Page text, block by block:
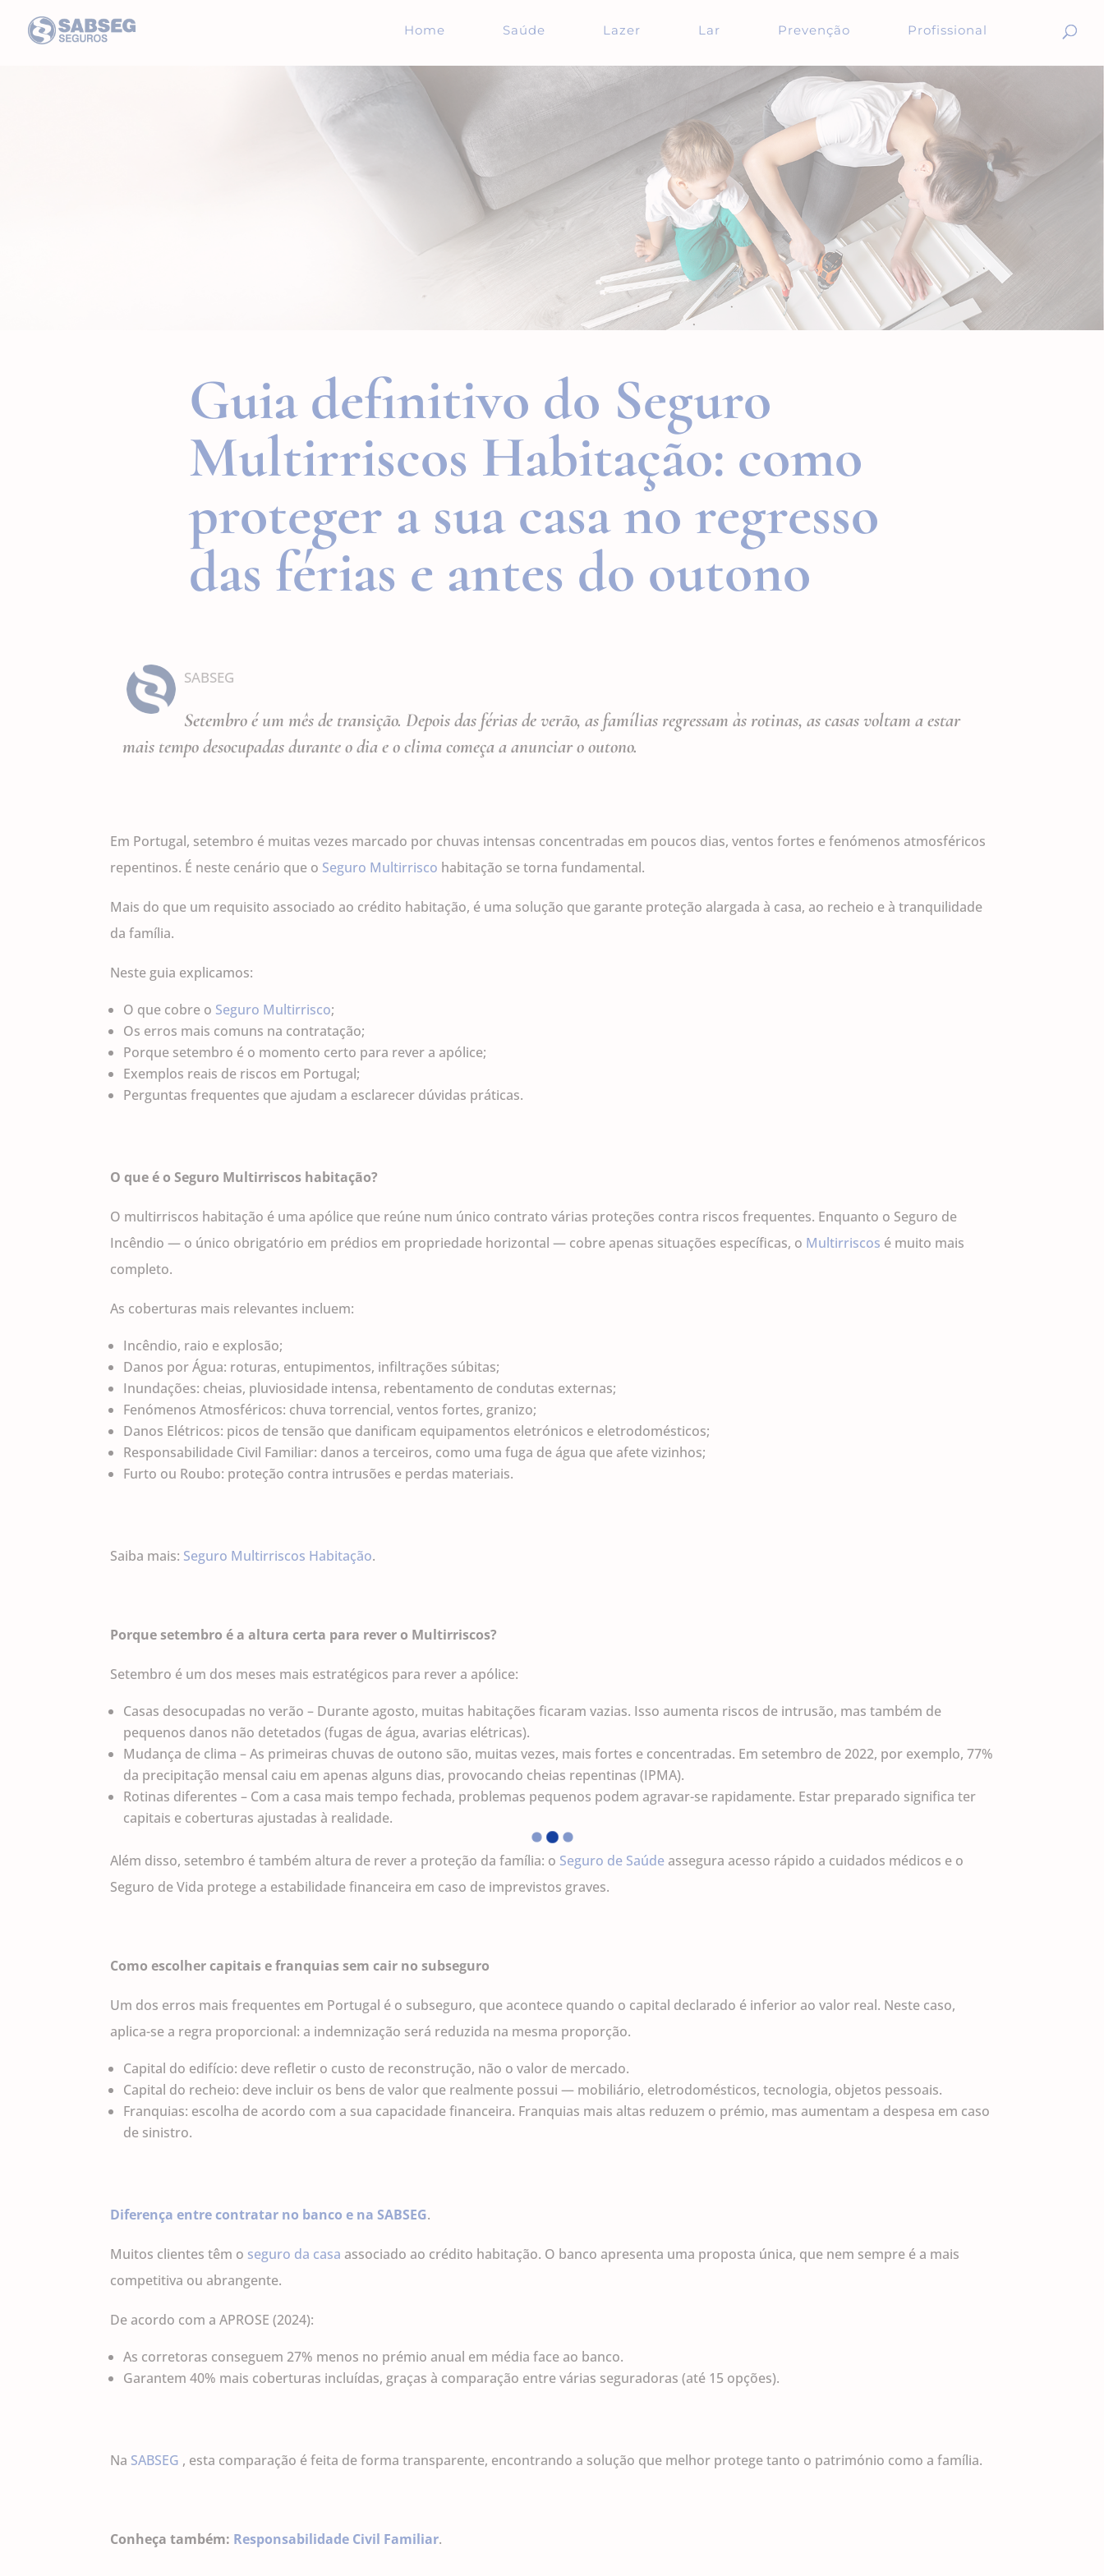
Home Saúde Lazer Lar Prevenção Profissional
Guia definitivo do Seguro
Multirriscos Habitação: como
proteger a sua casa no regresso
das férias e antes do outono
SABSEG
Setembro é um mês de transição. Depois das férias de verão, as famílias regressam às rotinas, as casas voltam a estar
mais tempo desocupadas durante o dia e o clima começa a anunciar o outono.
Em Portugal, setembro é muitas vezes marcado por chuvas intensas concentradas em poucos dias, ventos fortes e fenómenos atmosféricos
repentinos. É neste cenário que o Seguro Multirrisco habitação se torna fundamental.
Mais do que um requisito associado ao crédito habitação, é uma solução que garante proteção alargada à casa, ao recheio e à tranquilidade
da família.
Neste guia explicamos:
O que cobre o Seguro Multirrisco;
Os erros mais comuns na contratação;
Porque setembro é o momento certo para rever a apólice;
Exemplos reais de riscos em Portugal;
Perguntas frequentes que ajudam a esclarecer dúvidas práticas.
O que é o Seguro Multirriscos habitação?
O multirriscos habitação é uma apólice que reúne num único contrato várias proteções contra riscos frequentes. Enquanto o Seguro de
Incêndio — o único obrigatório em prédios em propriedade horizontal — cobre apenas situações específicas, o Multirriscos é muito mais
completo.
As coberturas mais relevantes incluem:
Incêndio, raio e explosão;
Danos por Água: roturas, entupimentos, infiltrações súbitas;
Inundações: cheias, pluviosidade intensa, rebentamento de condutas externas;
Fenómenos Atmosféricos: chuva torrencial, ventos fortes, granizo;
Danos Elétricos: picos de tensão que danificam equipamentos eletrónicos e eletrodomésticos;
Responsabilidade Civil Familiar: danos a terceiros, como uma fuga de água que afete vizinhos;
Furto ou Roubo: proteção contra intrusões e perdas materiais.
Saiba mais: Seguro Multirriscos Habitação.
Porque setembro é a altura certa para rever o Multirriscos?
Setembro é um dos meses mais estratégicos para rever a apólice:
Casas desocupadas no verão – Durante agosto, muitas habitações ficaram vazias. Isso aumenta riscos de intrusão, mas também de
pequenos danos não detetados (fugas de água, avarias elétricas).
Mudança de clima – As primeiras chuvas de outono são, muitas vezes, mais fortes e concentradas. Em setembro de 2022, por exemplo, 77%
da precipitação mensal caiu em apenas alguns dias, provocando cheias repentinas (IPMA).
Rotinas diferentes – Com a casa mais tempo fechada, problemas pequenos podem agravar-se rapidamente. Estar preparado significa ter
capitais e coberturas ajustadas à realidade.
Além disso, setembro é também altura de rever a proteção da família: o Seguro de Saúde assegura acesso rápido a cuidados médicos e o
Seguro de Vida protege a estabilidade financeira em caso de imprevistos graves.
Como escolher capitais e franquias sem cair no subseguro
Um dos erros mais frequentes em Portugal é o subseguro, que acontece quando o capital declarado é inferior ao valor real. Neste caso,
aplica-se a regra proporcional: a indemnização será reduzida na mesma proporção.
Capital do edifício: deve refletir o custo de reconstrução, não o valor de mercado.
Capital do recheio: deve incluir os bens de valor que realmente possui — mobiliário, eletrodomésticos, tecnologia, objetos pessoais.
Franquias: escolha de acordo com a sua capacidade financeira. Franquias mais altas reduzem o prémio, mas aumentam a despesa em caso
de sinistro.
Diferença entre contratar no banco e na SABSEG.
Muitos clientes têm o seguro da casa associado ao crédito habitação. O banco apresenta uma proposta única, que nem sempre é a mais
competitiva ou abrangente.
De acordo com a APROSE (2024):
As corretoras conseguem 27% menos no prémio anual em média face ao banco.
Garantem 40% mais coberturas incluídas, graças à comparação entre várias seguradoras (até 15 opções).
Na SABSEG , esta comparação é feita de forma transparente, encontrando a solução que melhor protege tanto o património como a família.
Conheça também: Responsabilidade Civil Familiar.